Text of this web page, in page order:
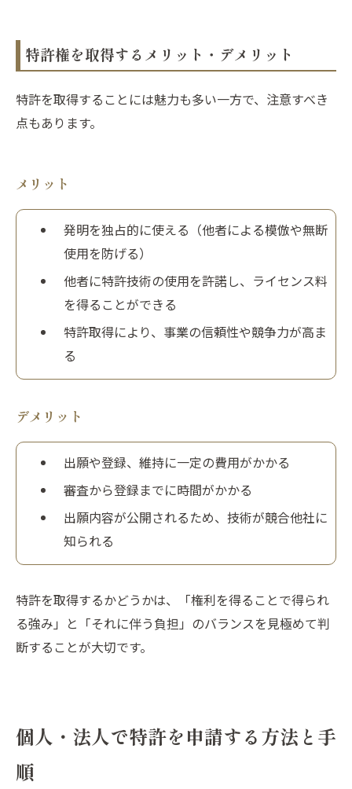
特許権を取得するメリット・デメリット
特許を取得することには魅力も多い一方で、注意すべき
点もあります。
メリット
発明を独占的に使える（他者による模倣や無断
使用を防げる）
他者に特許技術の使用を許諾し、ライセンス料
を得ることができる
特許取得により、事業の信頼性や競争力が高ま
る
デメリット
出願や登録、維持に一定の費用がかかる
審査から登録までに時間がかかる
出願内容が公開されるため、技術が競合他社に
知られる
特許を取得するかどうかは、「権利を得ることで得られ
る強み」と「それに伴う負担」のバランスを見極めて判
断することが大切です。
個人・法人で特許を申請する方法と手
順